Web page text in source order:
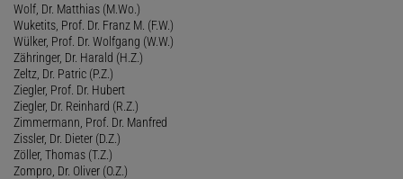
Wolf, Dr. Matthias (M.Wo.)
Wuketits, Prof. Dr. Franz M. (F.W.)
Wülker, Prof. Dr. Wolfgang (W.W.)
Zähringer, Dr. Harald (H.Z.)
Zeltz, Dr. Patric (P.Z.)
Ziegler, Prof. Dr. Hubert
Ziegler, Dr. Reinhard (R.Z.)
Zimmermann, Prof. Dr. Manfred
Zissler, Dr. Dieter (D.Z.)
Zöller, Thomas (T.Z.)
Zompro, Dr. Oliver (O.Z.)